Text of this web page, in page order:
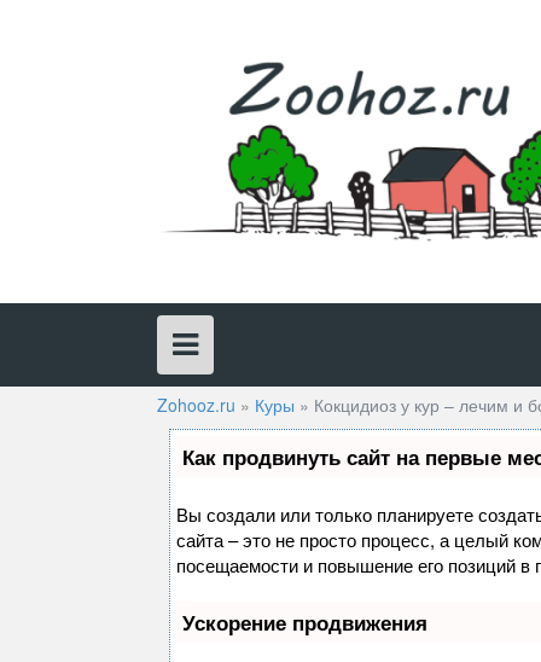
Zohooz.ru » Куры » Кокцидиоз у кур – лечим и
Как продвинуть сайт на первые
Вы создали или только планируете
сайта – это не просто процесс, а целый
посещаемости и повышение его позиций в
Ускорение продвижения